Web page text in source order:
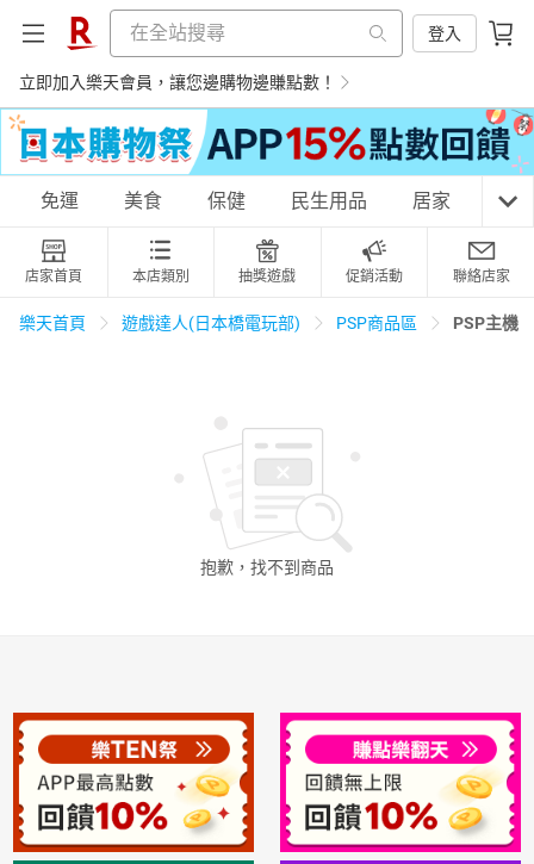
登入
立即加入樂天會員，讓您邊購物邊賺點數！
購物網分類
天天免運 美食蛋糕 養生保健 民生用品
化妝保養
免運 美食 保健 民生用品 居家 3C
店家首頁 本店類別 抽獎遊戲 促銷活動 聯絡店家
樂天首頁 遊戲達人(日本橋電玩部) PSP商品區 PSP主機
抱歉，找不到 商品